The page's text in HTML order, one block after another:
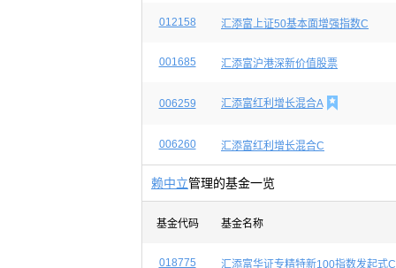
012158 汇添富上证50基本面增强指数C
001685 汇添富沪港深新价值股票
006259 汇添富红利增长混合A 
006260 汇添富红利增长混合C
赖中立管理的基金一览
基金代码 基金名称
018775 汇添富华证专精特新100指数发起式C